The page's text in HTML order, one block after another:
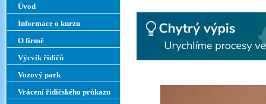
Úvod
Informace o kurzu
O firmě
Výcvik řidičů
Vozový park
Vrácení řidičského průkazu